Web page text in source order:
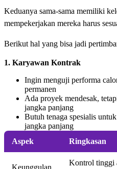
Keduanya sama-sama memiliki
mempekerjakan mereka harus
Berikut hal yang bisa jadi
1. Karyawan Kontrak
Ingin menguji performa
permanen
Ada proyek mendesak,
jangka panjang
Butuh tenaga spesialis
jangka panjang
Aspek
Ringkasan
Keunggulan
Kontrol tinggi